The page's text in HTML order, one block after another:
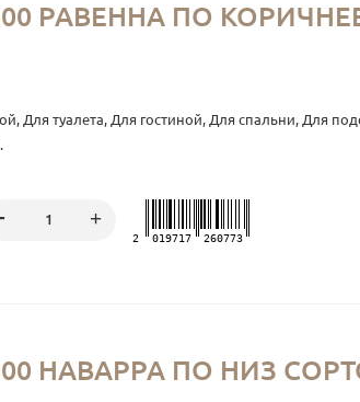
РАВЕННА ПО
Для туалета, Для гостиной, Для спальни, Для
2 019717 260773
НАВАРРА ПО НИЗ